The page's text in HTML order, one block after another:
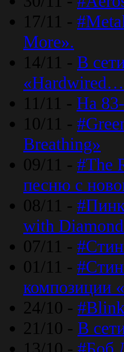
17/11 -
More».
14/11 - В
11/11 - На
10/11 -
Breathing»
09/11 - #The
песню с
08/11 -
with
07/11 -
01/11 -
композиции
24/10 -
21/10 - В